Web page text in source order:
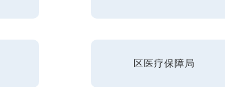
区医疗保障局